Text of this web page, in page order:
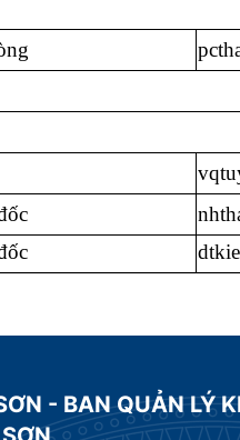
- BAN QUẢN LÝ